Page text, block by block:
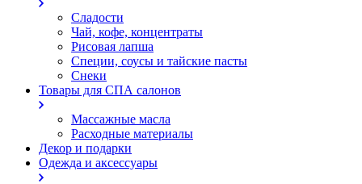
Сладости
Чай, кофе, концентраты
Рисовая лапша
Специи, соусы и тайские пасты
Снеки
Товары для СПА салонов
Массажные масла
Расходные материалы
Декор и подарки
Одежда и аксессуары